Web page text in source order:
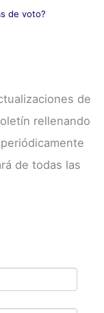
de voto?
de
rellenando
de todas las